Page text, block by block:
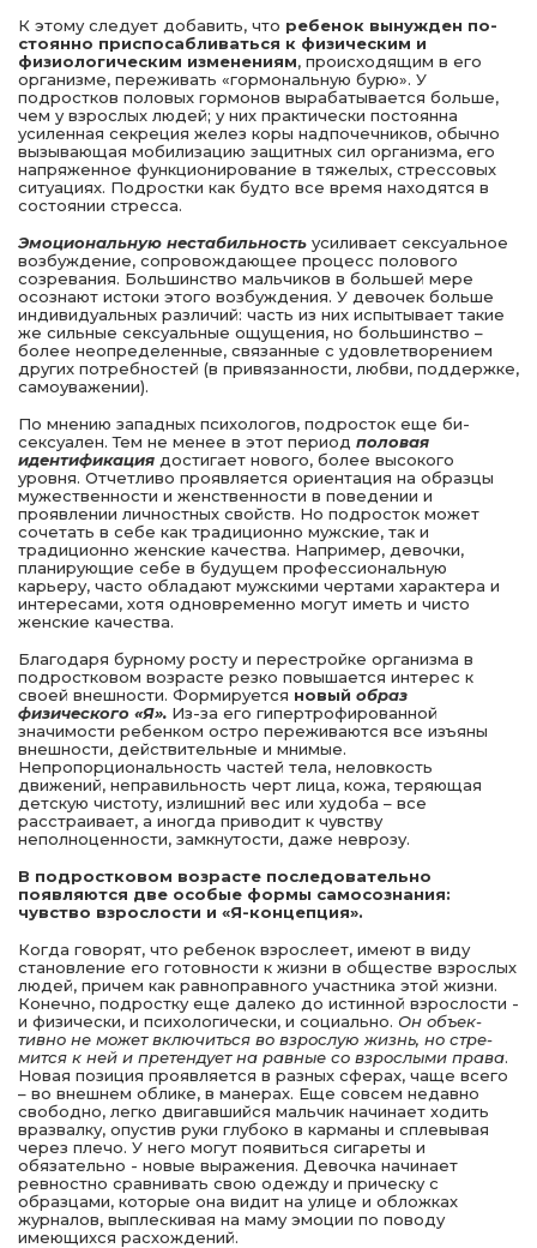
К этому следует добавить, что ребенок вынужден по­
стоянно приспосабливаться к физическим и
физиологи­ческим изменениям, происходящим в его
организме, пе­реживать «гормональную бурю». У
подростков половых гор­монов вырабатывается больше,
чем у взрослых людей; у них практически постоянна
усиленная секреция желез коры надпочечников, обычно
вызывающая мобилизацию защит­ных сил организма, его
напряженное функционирование в тяжелых, стрессовых
ситуациях. Подростки как будто все время находятся в
состоянии стресса.
Эмоциональную нестабильность усилива­ет сексуальное
возбуждение, сопровождающее процесс полового
созревания. Большинство мальчиков в большей мере
осознают истоки этого возбуждения. У девочек боль­ше
индивидуальных различий: часть из них испытывает такие
же сильные сексуальные ощущения, но большин­ство –
более неопределенные, связанные с удовлетворе­нием
других потребностей (в привязанности, любви, под­держке,
самоуважении).
По мнению западных психологов, подросток еще би­
сексуален. Тем не менее в этот период половая
идентифика­ция достигает нового, более высокого
уровня. Отчетливо проявляется ориентация на образцы
мужественности и женственности в поведении и
проявлении личностных свойств. Но подросток может
сочетать в себе как традици­онно мужские, так и
традиционно женские качества. На­пример, девочки,
планирующие себе в будущем профес­сиональную
карьеру, часто обладают мужскими чертами характера и
интересами, хотя одновременно могут иметь и чисто
женские качества.
Благодаря бурному росту и перестройке организма в
подростковом возрасте резко повышается интерес к
своей внешности. Формируется новый образ
физического «Я». Из-за его гипертрофированной
значимости ребенком остро переживаются все изъяны
внешности, действительные и мнимые.
Непропорциональность частей тела, неловкость
движений, неправильность черт лица, кожа, теряющая
детскую чистоту, излишний вес или худоба – все
расстраивает, а иногда приводит к чувству
неполноценности, зам­кнутости, даже неврозу.
В подростковом возрасте последовательно
появляются две особые формы самосознания:
чувство взрослости и «Я-концепция».
Когда говорят, что ребенок взрослеет, имеют в виду
становление его готовности к жизни в обществе взрослых
людей, причем как равноправного участника этой жизни.
Конечно, подростку еще далеко до истинной взрослости -
и физически, и психологически, и социально. Он объек­
тивно не может включиться во взрослую жизнь, но стре­
мится к ней и претендует на равные со взрослыми права.
Новая позиция проявляется в разных сферах, чаще все­го
– во внешнем облике, в манерах. Еще совсем недавно
свободно, легко двигавшийся мальчик начинает ходить
враз­валку, опустив руки глубоко в карманы и сплевывая
через плечо. У него могут появиться сигареты и
обязательно - новые выражения. Девочка начинает
ревностно сравнивать свою одежду и прическу с
образцами, которые она видит на улице и обложках
журналов, выплескивая на маму эмо­ции по поводу
имеющихся расхождений.